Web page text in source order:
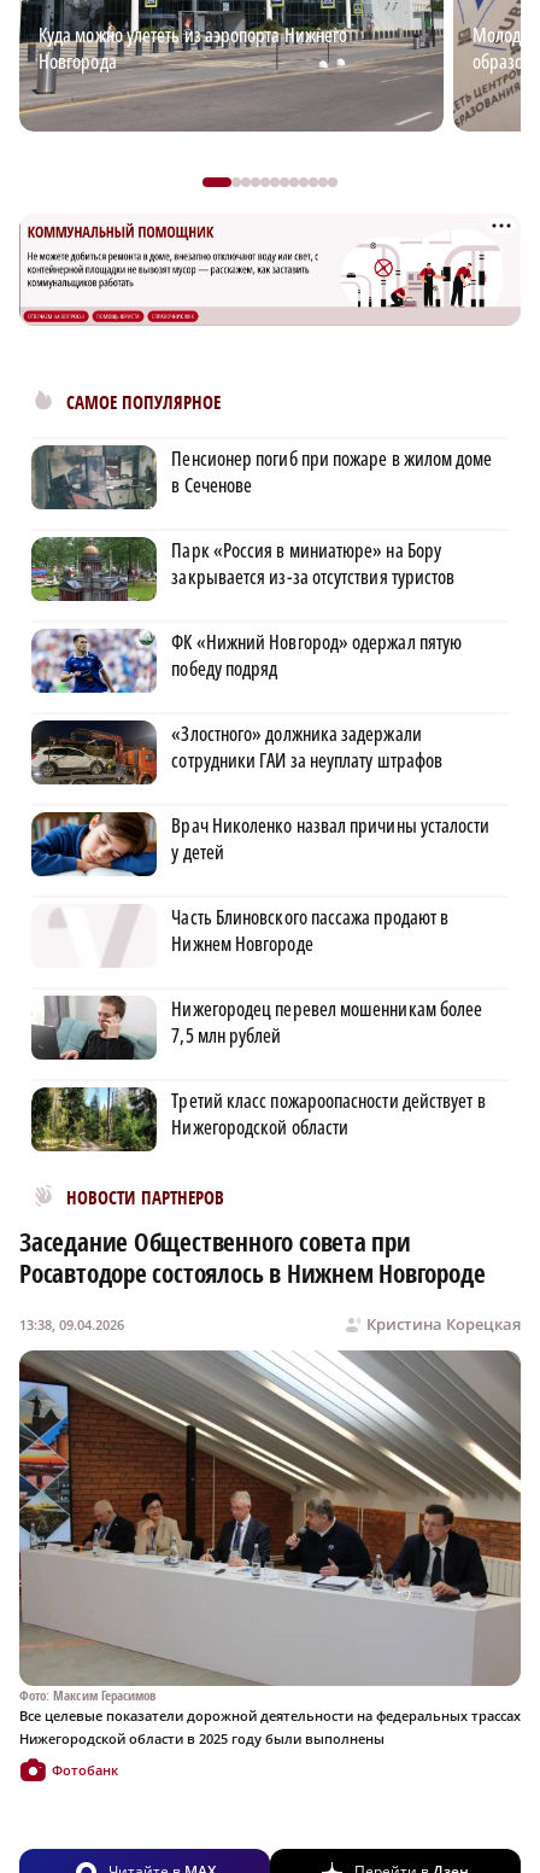
Куда можно улететь из аэропорта Нижнего
Новгорода
САМОЕ ПОПУЛЯРНОЕ
Пенсионер погиб при пожаре в жилом доме
в Сеченове
Парк «Россия в миниатюре» на Бору
закрывается из-за отсутствия туристов
ФК «Нижний Новгород» одержал пятую
победу подряд
«Злостного» должника задержали
сотрудники ГАИ за неуплату штрафов
Врач Николенко назвал причины усталости
у детей
Часть Блиновского пассажа продают в
Нижнем Новгороде
Нижегородец перевел мошенникам более
7,5 млн рублей
Третий класс пожароопасности действует в
Нижегородской области
НОВОСТИ ПАРТНЕРОВ
Новости МирТесен
Заседание Общественного совета при
Росавтодоре состоялось в Нижнем Новгороде
Кристина Корецкая
13:38, 09.04.2026
Фото: Максим Герасимов
Все целевые показатели дорожной деятельности на федеральных трассах
Нижегородской области в 2025 году были выполнены
Фотобанк